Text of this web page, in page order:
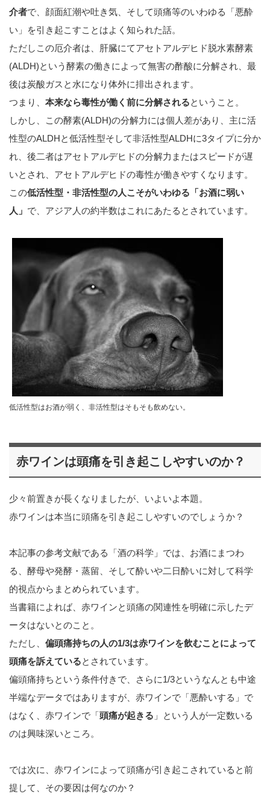
介者で、顔面紅潮や吐き気、そして頭痛等のいわゆる「悪酔
い」を引き起こすことはよく知られた話。
ただしこの厄介者は、肝臓にてアセトアルデヒド脱水素酵素
(ALDH)という酵素の働きによって無害の酢酸に分解され、最
後は炭酸ガスと水になり体外に排出されます。
つまり、 本来なら毒性が働く前に分解されるということ。
しかし、この酵素(ALDH)の分解力には個人差があり、主に活
性型のALDHと低活性型そして非活性型ALDHに3タイプに分か
れ、後二者はアセトアルデヒドの分解力またはスピードが遅
いとされ、アセトアルデヒドの毒性が働きやすくなります。
この低活性型・非活性型の人こそがいわゆる「お酒に弱い
人」 で、アジア人の約半数はこれにあたるとされています。
低活性型はお酒が弱く、非活性型はそもそも飲めない。
赤ワインは頭痛を引き起こしやすいのか？
少々前置きが長くなりましたが、いよいよ本題。
赤ワインは本当に頭痛を引き起こしやすいのでしょうか？
本記事の参考文献である「酒の科学」では、お酒にまつわ
る、酵母や発酵・蒸留、そして酔いや二日酔いに対して科学
的視点からまとめられています。
当書籍によれば、赤ワインと頭痛の関連性を明確に示したデ
ータはないとのこと。
ただし、 偏頭痛持ちの人の1/3は赤ワインを飲むことによって
頭痛を訴えているとされています。
偏頭痛持ちという条件付きで、さらに1/3というなんとも中途
半端なデータではありますが、赤ワインで「悪酔いする」で
はなく、赤ワインで「頭痛が起きる 」という人が一定数いる
のは興味深いところ。
では次に、赤ワインによって頭痛が引き起こされていると前
提して、その要因は何なのか？